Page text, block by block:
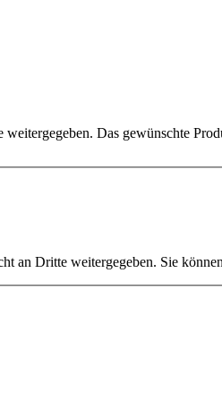
Das gewünschte
an Dritte weitergegeben. Sie